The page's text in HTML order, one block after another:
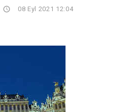
08 Eyl 2021 12:04